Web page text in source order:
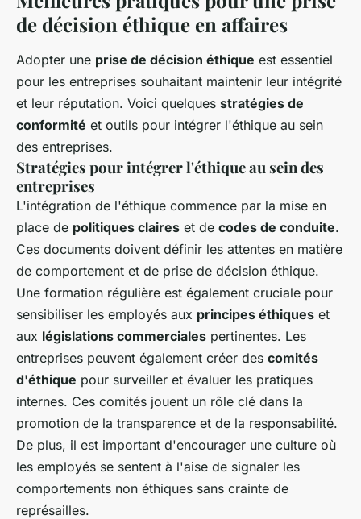
de décision éthique en affaires
Adopter une prise de décision éthique est essentiel
pour les entreprises souhaitant maintenir leur intégrité
et leur réputation. Voici quelques stratégies de
conformité et outils pour intégrer l'éthique au sein
des entreprises.
Stratégies pour intégrer l'éthique au sein des
entreprises
L'intégration de l'éthique commence par la mise en
place de politiques claires et de codes de conduite.
Ces documents doivent définir les attentes en matière
de comportement et de prise de décision éthique.
Une formation régulière est également cruciale pour
sensibiliser les employés aux principes éthiques et
aux législations commerciales pertinentes. Les
entreprises peuvent également créer des comités
d'éthique pour surveiller et évaluer les pratiques
internes. Ces comités jouent un rôle clé dans la
promotion de la transparence et de la responsabilité.
De plus, il est important d'encourager une culture où
les employés se sentent à l'aise de signaler les
comportements non éthiques sans crainte de
représailles.